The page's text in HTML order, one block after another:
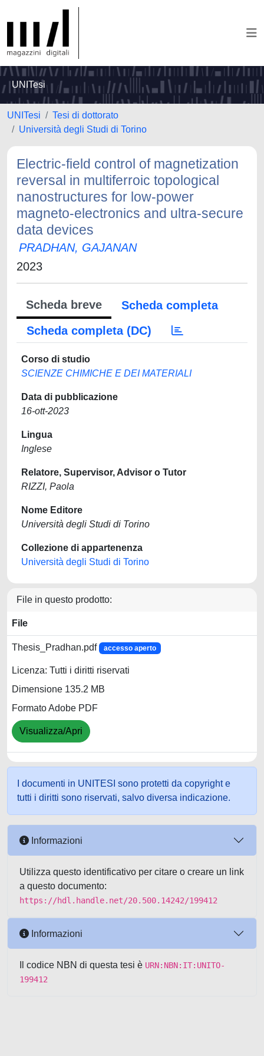
UNITesi
UNITesi
Tesi di dottorato
Università degli Studi di Torino
Electric-field control of magnetization
reversal in multiferroic topological
nanostructures for low-power
magneto-electronics and ultra-secure
data devices
PRADHAN, GAJANAN
2023
Scheda breve
Scheda completa
Scheda completa (DC)
Corso di studio
SCIENZE CHIMICHE E DEI MATERIALI
Data di pubblicazione
16-ott-2023
Lingua
Inglese
Relatore, Supervisor, Advisor o Tutor
RIZZI, Paola
Nome Editore
Università degli Studi di Torino
Collezione di appartenenza
Università degli Studi di Torino
File in questo prodotto:
File
Thesis_Pradhan.pdf accesso aperto
Licenza: Tutti i diritti riservati
Dimensione 135.2 MB
Formato Adobe PDF
Visualizza/Apri
I documenti in UNITESI sono protetti da copyright e
tutti i diritti sono riservati, salvo diversa indicazione.
Informazioni
Utilizza questo identificativo per citare o creare un link
a questo documento:
https://hdl.handle.net/20.500.14242/199412
Informazioni
Il codice NBN di questa tesi è URN:NBN:IT:UNITO-
199412